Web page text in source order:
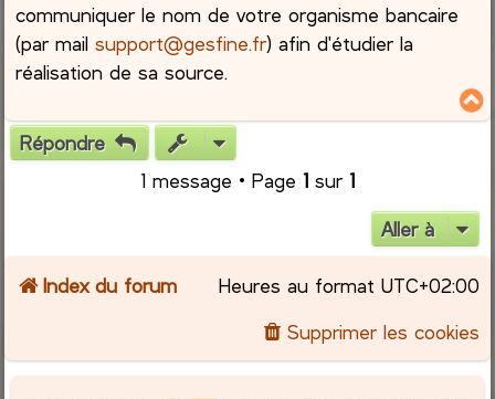
communiquer le nom de votre organisme bancaire
(par mailsupport@gesfine.fr) afin d'étudier la
réalisation de sa source.
Répondre
1 message • Page 1 sur 1
Aller à
Index du forum Heures au format UTC+02:00
Supprimer les cookies